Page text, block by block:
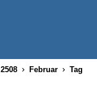
2508 Februar
Tag